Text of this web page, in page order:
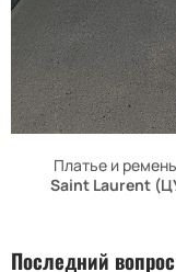
Платье и
Saint Laurent
Последний